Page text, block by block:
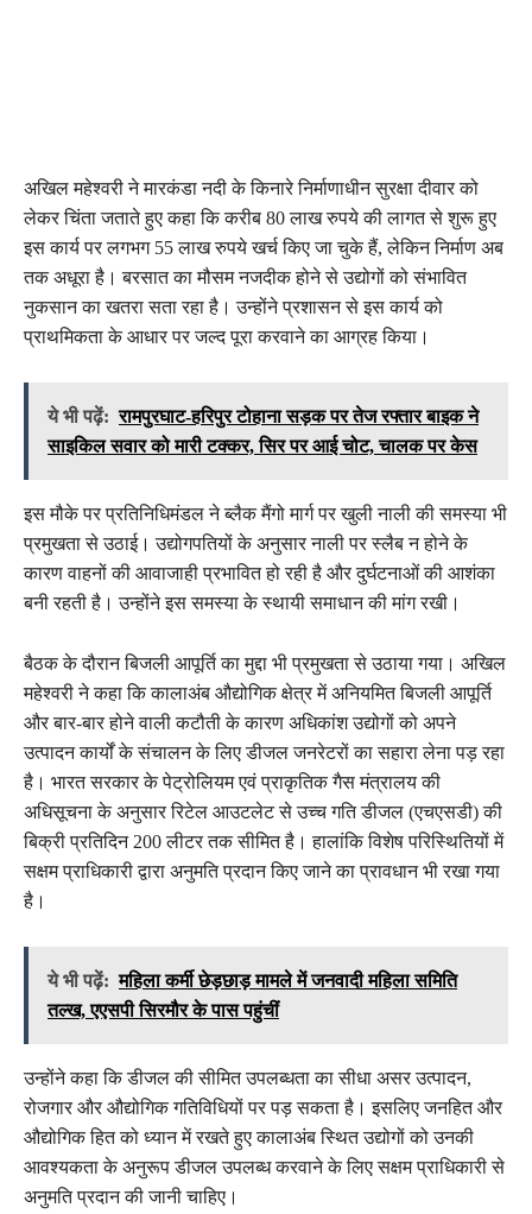
अखिल महेश्वरी ने मारकंडा नदी के किनारे निर्माणाधीन सुरक्षा दीवार को
लेकर चिंता जताते हुए कहा कि करीब 80 लाख रुपये की लागत से शुरू हुए
इस कार्य पर लगभग 55 लाख रुपये खर्च किए जा चुके हैं, लेकिन निर्माण अब
तक अधूरा है। बरसात का मौसम नजदीक होने से उद्योगों को संभावित
नुकसान का खतरा सता रहा है। उन्होंने प्रशासन से इस कार्य को
प्राथमिकता के आधार पर जल्द पूरा करवाने का आग्रह किया।
ये भी पढ़ें: रामपुरघाट-हरिपुर टोहाना सड़क पर तेज रफ्तार बाइक ने
साइकिल सवार को मारी टक्कर, सिर पर आई चोट, चालक पर केस
इस मौके पर प्रतिनिधिमंडल ने ब्लैक मैंगो मार्ग पर खुली नाली की समस्या भी
प्रमुखता से उठाई। उद्योगपतियों के अनुसार नाली पर स्लैब न होने के
कारण वाहनों की आवाजाही प्रभावित हो रही है और दुर्घटनाओं की आशंका
बनी रहती है। उन्होंने इस समस्या के स्थायी समाधान की मांग रखी।
बैठक के दौरान बिजली आपूर्ति का मुद्दा भी प्रमुखता से उठाया गया। अखिल
महेश्वरी ने कहा कि कालाअंब औद्योगिक क्षेत्र में अनियमित बिजली आपूर्ति
और बार-बार होने वाली कटौती के कारण अधिकांश उद्योगों को अपने
उत्पादन कार्यों के संचालन के लिए डीजल जनरेटरों का सहारा लेना पड़ रहा
है। भारत सरकार के पेट्रोलियम एवं प्राकृतिक गैस मंत्रालय की
अधिसूचना के अनुसार रिटेल आउटलेट से उच्च गति डीजल (एचएसडी) की
बिक्री प्रतिदिन 200 लीटर तक सीमित है। हालांकि विशेष परिस्थितियों में
सक्षम प्राधिकारी द्वारा अनुमति प्रदान किए जाने का प्रावधान भी रखा गया
है।
ये भी पढ़ें: महिला कर्मी छेड़छाड़ मामले में जनवादी महिला समिति
तल्ख, एएसपी सिरमौर के पास पहुंचीं
उन्होंने कहा कि डीजल की सीमित उपलब्धता का सीधा असर उत्पादन,
रोजगार और औद्योगिक गतिविधियों पर पड़ सकता है। इसलिए जनहित और
औद्योगिक हित को ध्यान में रखते हुए कालाअंब स्थित उद्योगों को उनकी
आवश्यकता के अनुरूप डीजल उपलब्ध करवाने के लिए सक्षम प्राधिकारी से
अनुमति प्रदान की जानी चाहिए।